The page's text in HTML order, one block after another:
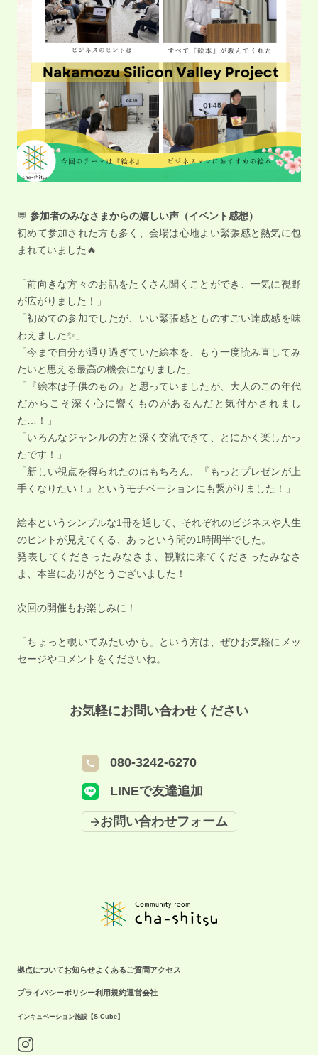
💬 参加者のみなさまからの嬉しい声（イベント感想）
初めて参加された方も多く、会場は心地よい緊張感と熱気に包
まれていました🔥
「前向きな方々のお話をたくさん聞くことができ、一気に視野
が広がりました！」
「初めての参加でしたが、いい緊張感とものすごい達成感を味
わえました✨」
「今まで自分が通り過ぎていた絵本を、もう一度読み直してみ
たいと思える最高の機会になりました」
「『絵本は子供のもの』と思っていましたが、大人のこの年代
だからこそ深く心に響くものがあるんだと気付かされまし
た…！」
「いろんなジャンルの方と深く交流できて、とにかく楽しかっ
たです！」
「新しい視点を得られたのはもちろん、『もっとプレゼンが上
手くなりたい！』というモチベーションにも繋がりました！」
絵本というシンプルな1冊を通して、それぞれのビジネスや人生
のヒントが見えてくる、あっという間の1時間半でした。
発表してくださったみなさま、観戦に来てくださったみなさ
ま、本当にありがとうございました！
次回の開催もお楽しみに！
「ちょっと覗いてみたいかも」という方は、ぜひお気軽にメッ
セージやコメントをくださいね。
お気軽にお問い合わせください
080-3242-6270
LINEで友達追加
お問い合わせフォーム
拠点についてお知らせよくあるご質問アクセス
プライバシーポリシー利用規約運営会社
インキュベーション施設【S-Cube】